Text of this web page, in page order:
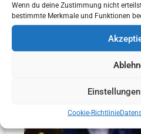
Wenn du deine Zustimmung nicht
bestimmte Merkmale und Funktionen
Cookie-Richtlinie